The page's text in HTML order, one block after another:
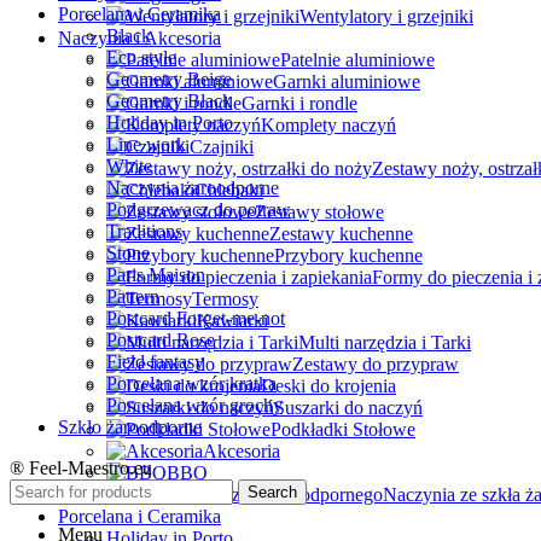
Wentylatory i grzejniki
Naczynia i Akcesoria
Patelnie aluminiowe
Garnki aluminiowe
Garnki i rondle
Komplety naczyń
Czajniki
Zestawy noży,
Chlebaki
Zestawy stołowe
Zestawy kuchenne
Przybory kuchenne
Formy do pieczenia i
Termosy
Kawiarki
Multi narzędzia i Tarki
Zestawy do przypraw
Deski do krojenia
Suszarki do naczyń
Podkładki Stołowe
Akcesoria
BBQ
Naczynia ze szkła
Porcelana i Ceramika
Porcelana i Ceramika
Black
Eco style
Geometry Beige
Geometry Black
Holiday in Porto
Line work
White
Naczynia żaroodporne
Podgrzewacz do potraw
Traditions
Stone
Paris Maison
Pattern
Postcard Forget-me-not
Postcard Rose
Field fantasy
Porcelana wzór kratka
Porcelana wzór grochy
Szkło żaroodporne
® Feel-Maestro.eu
Search
Menu